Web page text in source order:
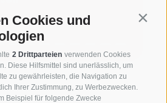
Cookies und
2 Drittparteien verwenden Cookies
Diese Hilfsmittel sind unerlässlich, um
zu gewährleisten, die Navigation zu
Ihrer Zustimmung, zu Werbezwecken.
Beispiel für folgende Zwecke